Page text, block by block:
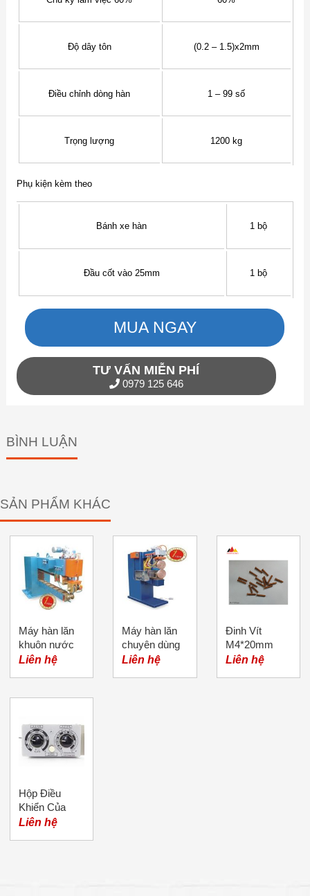
Độ dây tôn (0.2 – 1.5)x2mm
Điều chỉnh dòng hàn 1 – 99 số
Trọng lượng 1200 kg
Phụ kiện kèm theo
Bánh xe hàn 1 bộ
Đầu cốt vào 25mm 1 bộ
MUA NGAY
TƯ VẤN MIỄN PHÍ
0979 125 646
BÌNH LUẬN
SẢN PHẨM KHÁC
Máy hàn lăn
khuôn nước
đá
Liên hệ
Máy hàn lăn
chuyên dùng
Liên hệ
Đinh Vít
M4*20mm
Liên hệ
Hộp Điều
Khiển Của
Đầu Cấp Dây
Liên hệ